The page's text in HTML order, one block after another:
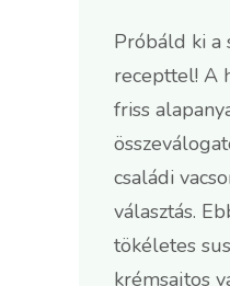
Próbáld ki a
recepttel! A
friss
családi
választás.
tökéletes
krémsajtos